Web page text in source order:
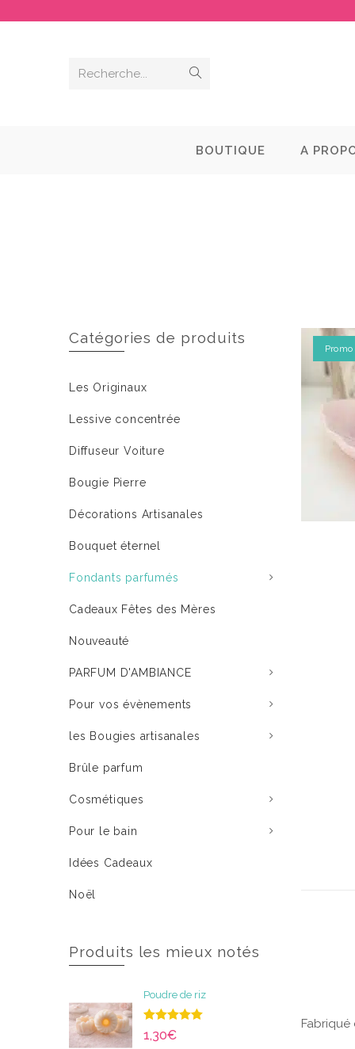
Recherche...
BOUTIQUE A
Promo
Catégories de produits
Les Originaux
Lessive concentrée
Diffuseur Voiture
Bougie Pierre
Décorations Artisanales
Bouquet éternel
Fondants parfumés
Cadeaux Fêtes des Mères
Nouveauté
PARFUM D'AMBIANCE
Pour vos évènements
les Bougies artisanales
Brûle parfum
Cosmétiques
Pour le bain
Idées Cadeaux
Noël
Produits les mieux notés
Poudre de riz
Note5.00
sur 5
1,30€